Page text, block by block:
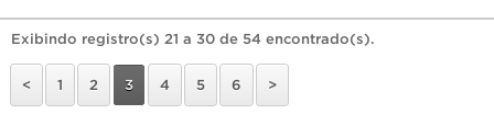
Exibindo registro(s) 21 a 30 de 54 encontrado(s).
< 1 2 3 4 5 6 >